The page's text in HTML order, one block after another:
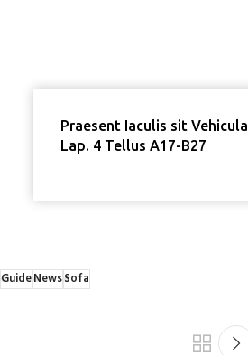
Praesent Iaculis sit Vehicula
Lap. 4 Tellus A17-B27
GuideNewsSofa